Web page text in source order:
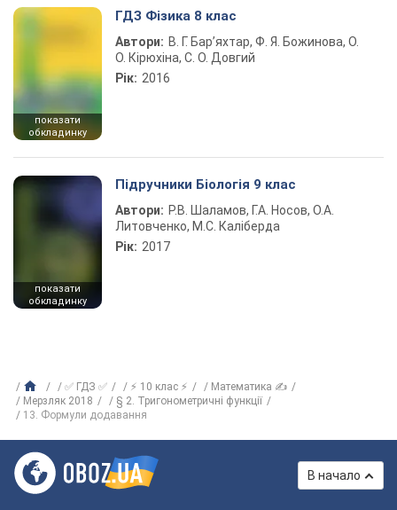
показати
обкладинку
ГДЗ Фізика 8 клас
Автори: В. Г. Бар’яхтар, Ф. Я. Божинова, О.
О. Кірюхіна, С. О. Довгий
Рік: 2016
показати
обкладинку
Підручники Біологія 9 клас
Автори: Р.В. Шаламов, Г.А. Носов, О.А.
Литовченко, М.С. Каліберда
Рік: 2017
✅ ГДЗ ✅ ⚡ 10 клас ⚡
Математика ✍
Мерзляк 2018
§ 2. Тригонометричні функції
13. Формули додавання
В начало